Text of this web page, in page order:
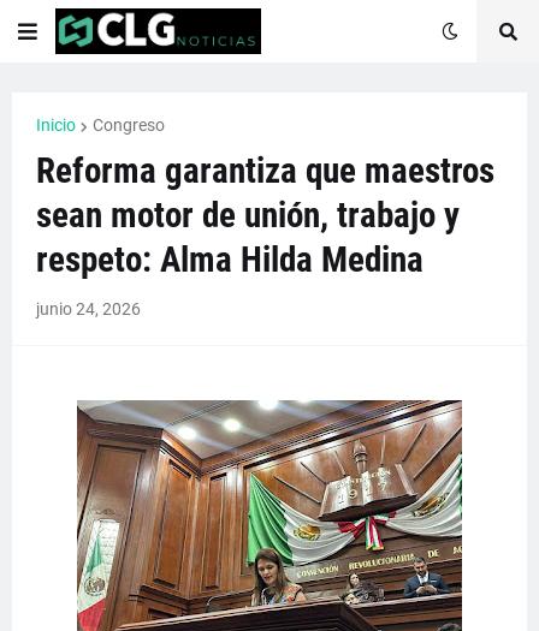
Inicio Congreso
Reforma garantiza que maestros
sean motor de unión, trabajo y
respeto: Alma Hilda Medina
junio 24, 2026